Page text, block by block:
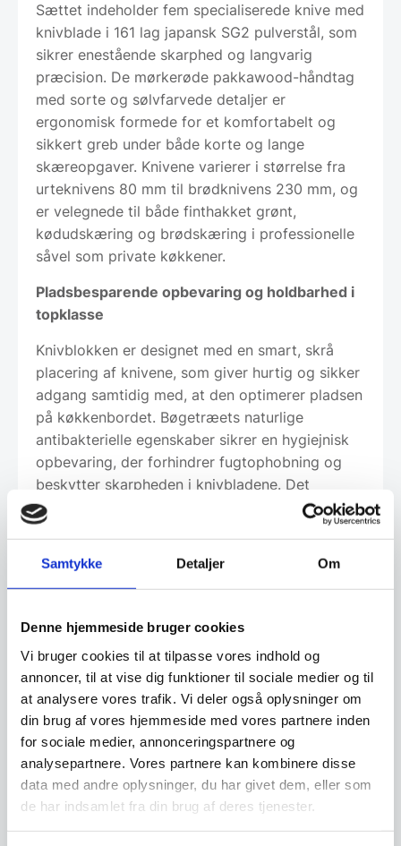
Samtykke Detaljer Om
Denne hjemmeside bruger cookies
Vi bruger cookies til at tilpasse vores indhold og
annoncer, til at vise dig funktioner til sociale medier og til
at analysere vores trafik. Vi deler også oplysninger om
din brug af vores hjemmeside med vores partnere inden
for sociale medier, annonceringspartnere og
analysepartnere. Vores partnere kan kombinere disse
data med andre oplysninger, du har givet dem, eller som
de har indsamlet fra din brug af deres tjenester.
Sættet indeholder fem specialiserede knive med
knivblade i 161 lag japansk SG2 pulverstål, som
sikrer enestående skarphed og langvarig
præcision. De mørkerøde pakkawood-håndtag
med sorte og sølvfarvede detaljer er
ergonomisk formede for et komfortabelt og
sikkert greb under både korte og lange
skæreopgaver. Knivene varierer i størrelse fra
urteknivens 80 mm til brødknivens 230 mm, og
er velegnede til både finthakket grønt,
kødudskæring og brødskæring i professionelle
såvel som private køkkener.
Pladsbesparende opbevaring og holdbarhed i
topklasse
Knivblokken er designet med en smart, skrå
placering af knivene, som giver hurtig og sikker
adgang samtidig med, at den optimerer pladsen
på køkkenbordet. Bøgetræets naturlige
antibakterielle egenskaber sikrer en hygiejnisk
opbevaring, der forhindrer fugtophobning og
beskytter skarpheden i knivbladene. Det
gennemførte håndværk og den professionelle
balance i hver kniv sikrer pålidelig ydeevne,
træthed ved længerevarende brug. Sættet er
og professionelle, der ønsker en komplet og
Om koncernen & god kvalitet
Har du spørgsmål til varen? Klik her